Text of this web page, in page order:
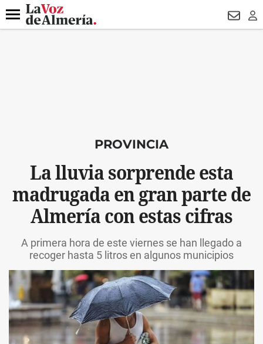
DESTACADO
Menú
PROVINCIA
La lluvia sorprende esta
madrugada en gran parte de
Almería con estas cifras
A primera hora de este viernes se han llegado a
recoger hasta 5 litros en algunos municipios